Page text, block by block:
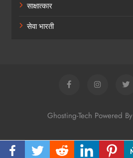
साक्षात्कार
सेवा भारती
Ghosting-Tech Powered By